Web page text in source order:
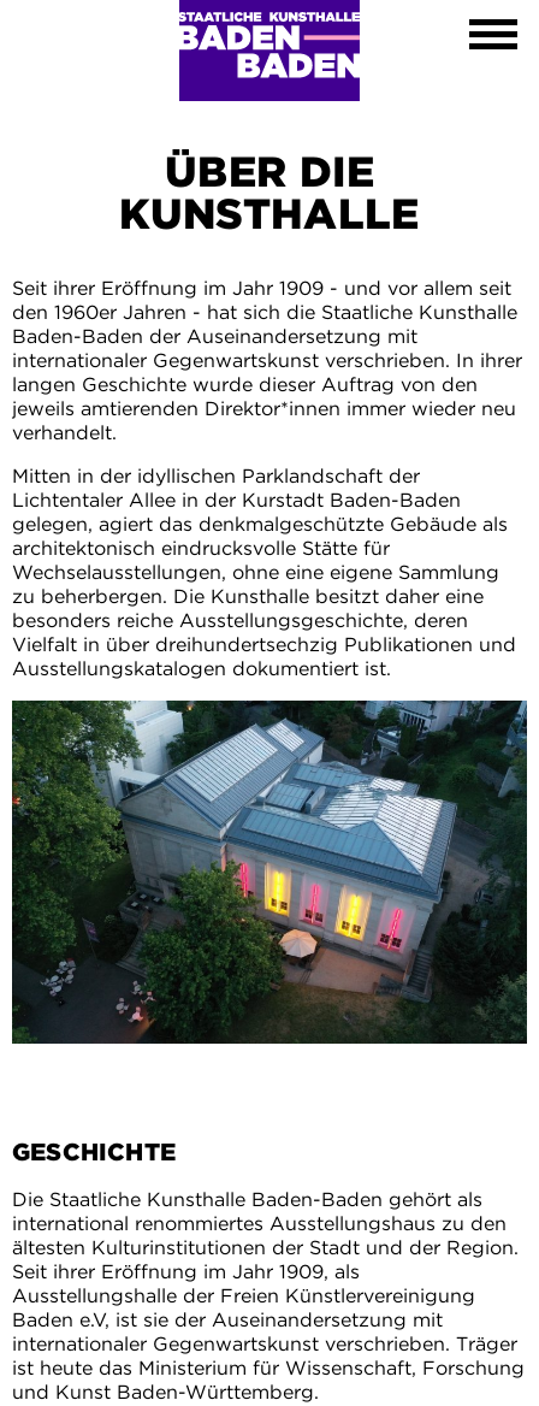
Ausstellungen
Kunsthalle
FR
Leichte Sprache
ÜBER DIE
KUNSTHALLE
Seit ihrer Eröffnung im Jahr 1909 - und vor allem seit
den 1960er Jahren - hat sich die Staatliche Kunsthalle
Baden-Baden der Auseinandersetzung mit
internationaler Gegenwartskunst verschrieben. In ihrer
langen Geschichte wurde dieser Auftrag von den
jeweils amtierenden Direktor*innen immer wieder neu
verhandelt.
Mitten in der idyllischen Parklandschaft der
Lichtentaler Allee in der Kurstadt Baden-Baden
gelegen, agiert das denkmalgeschützte Gebäude als
architektonisch eindrucksvolle Stätte für
Wechselausstellungen, ohne eine eigene Sammlung
zu beherbergen. Die Kunsthalle besitzt daher eine
besonders reiche Ausstellungsgeschichte, deren
Vielfalt in über dreihundertsechzig Publikationen und
Ausstellungskatalogen dokumentiert ist.
GESCHICHTE
Die Staatliche Kunsthalle Baden-Baden gehört als
international renommiertes Ausstellungshaus zu den
ältesten Kulturinstitutionen der Stadt und der Region.
Seit ihrer Eröffnung im Jahr 1909, als
Ausstellungshalle der Freien Künstlervereinigung
Baden e.V, ist sie der Auseinandersetzung mit
internationaler Gegenwartskunst verschrieben. Träger
ist heute das Ministerium für Wissenschaft, Forschung
und Kunst Baden-Württemberg.